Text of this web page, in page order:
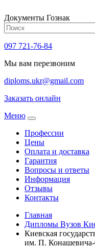
Документы Гознак
097 721-76-84
Мы вам перезвоним
diploms.ukr@gmail.com
Заказать онлайн
Meню
Профессии
Цены
Оплата и доставка
Гарантия
Вопросы и ответы
Информация
Отзывы
Контакты
Главная
Дипломы Вузов
Киевская
им. П. Конашевича-